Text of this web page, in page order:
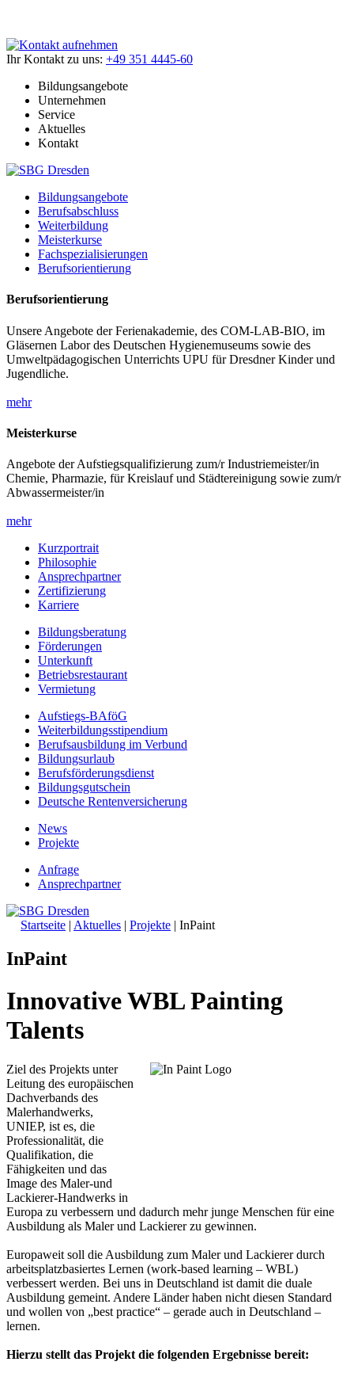
Ihr Kontakt zu uns: +49 351 4445-60
Bildungsangebote
Unternehmen
Service
Aktuelles
Kontakt
Bildungsangebote
Berufsabschluss
Weiterbildung
Meisterkurse
Fachspezialisierungen
Berufsorientierung
Berufsorientierung
Unsere Angebote der Ferienakademie, des COM-LAB-BIO, im
Gläsernen Labor des Deutschen Hygienemuseums sowie des
Umweltpädagogischen Unterrichts UPU für Dresdner Kinder und
Jugendliche.
mehr
Meisterkurse
Angebote der Aufstiegsqualifizierung zum/r Industriemeister/in
Chemie, Pharmazie, für Kreislauf und Städtereinigung sowie zum/r
Abwassermeister/in
mehr
Kurzportrait
Philosophie
Ansprechpartner
Zertifizierung
Karriere
Bildungsberatung
Förderungen
Unterkunft
Betriebsrestaurant
Vermietung
Aufstiegs-BAföG
Weiterbildungsstipendium
Berufsausbildung im Verbund
Bildungsurlaub
Berufsförderungsdienst
Bildungsgutschein
Deutsche Rentenversicherung
News
Projekte
Anfrage
Ansprechpartner
Startseite | Aktuelles | Projekte | InPaint
InPaint
Innovative WBL Painting
Talents
Ziel des Projekts unter
Leitung des europäischen
Dachverbands des
Malerhandwerks,
UNIEP, ist es, die
Professionalität, die
Qualifikation, die
Fähigkeiten und das
Image des Maler-und
Lackierer-Handwerks in
Europa zu verbessern und dadurch mehr junge Menschen für eine
Ausbildung als Maler und Lackierer zu gewinnen.
Europaweit soll die Ausbildung zum Maler und Lackierer durch
arbeitsplatzbasiertes Lernen (work-based learning – WBL)
verbessert werden. Bei uns in Deutschland ist damit die duale
Ausbildung gemeint. Andere Länder haben nicht diesen Standard
und wollen von „best practice“ – gerade auch in Deutschland –
lernen.
Hierzu stellt das Projekt die folgenden Ergebnisse bereit: